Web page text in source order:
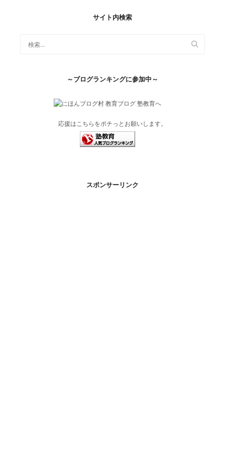
サイト内検索
～ブログランキングに参加中～
応援はこちらをポチっとお願いします。
スポンサーリンク